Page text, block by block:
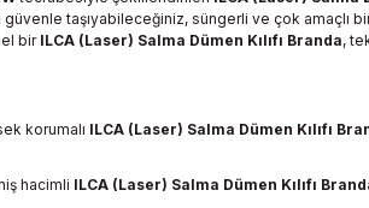
taşıyabileceğiniz, süngerli ve çok amaçlı
bir ILCA (Laser) Salma Dümen Kılıfı Branda,
korumalı ILCA (Laser) Salma Dümen Kılıfı
hacimli ILCA (Laser) Salma Dümen Kılıfı